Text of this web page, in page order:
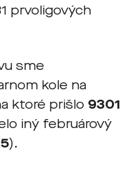
prvoligových
sme
kole na
ktoré prišlo 9301
iný februárový
).